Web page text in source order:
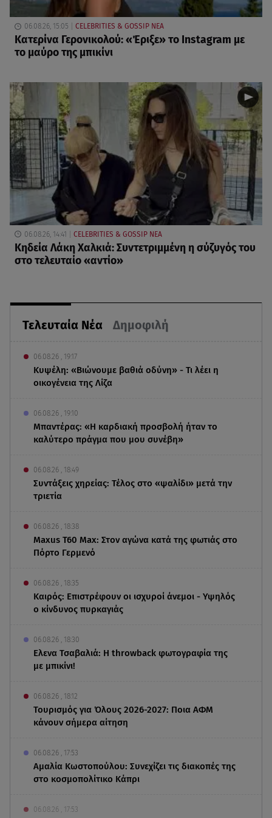
Τελευταία Νέα Δημοφιλή
06.08.26 , 19:17
Κυψέλη: «Βιώνουμε βαθιά οδύνη» - Τι λέει η
οικογένεια της Λίζα
06.08.26 , 19:10
Μπαντέρας: «Η καρδιακή προσβολή ήταν το
καλύτερο πράγμα που μου συνέβη»
06.08.26 , 18:49
Συντάξεις χηρείας: Τέλος στο «ψαλίδι» μετά την
τριετία
06.08.26 , 18:38
Maxus T60 Max: Στον αγώνα κατά της φωτιάς στο
Πόρτο Γερμενό
06.08.26 , 18:35
Καιρός: Επιστρέφουν οι ισχυροί άνεμοι - Υψηλός
ο κίνδυνος πυρκαγιάς
06.08.26 , 18:30
Ελενα Τσαβαλιά: Η throwback φωτογραφία της
με μπικίνι!
06.08.26 , 18:12
Τουρισμός για Όλους 2026-2027: Ποια ΑΦΜ
κάνουν σήμερα αίτηση
06.08.26 , 17:53
Αμαλία Κωστοπούλου: Συνεχίζει τις διακοπές της
στο κοσμοπολίτικο Κάπρι
06.08.26 , 17:53
06.08.26, 15:05 CELEBRITIES & GOSSIP ΝΕΑ
Κατερίνα Γερονικολού: «Έριξε» το Instagram με
το μαύρο της μπικίνι
06.08.26, 14:41 CELEBRITIES & GOSSIP ΝΕΑ
Κηδεία Λάκη Χαλκιά: Συντετριμμένη η σύζυγός του
στο τελευταίο «αντίο»